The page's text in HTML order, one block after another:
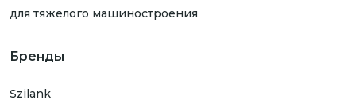
для тяжелого машиностроения
Бренды
Szilank